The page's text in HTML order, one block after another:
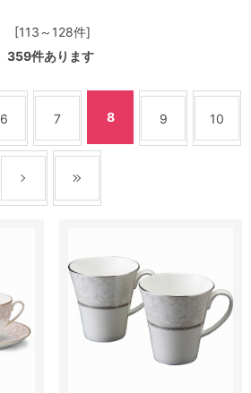
[113～128件]
359件あります
6 7 8 9 10